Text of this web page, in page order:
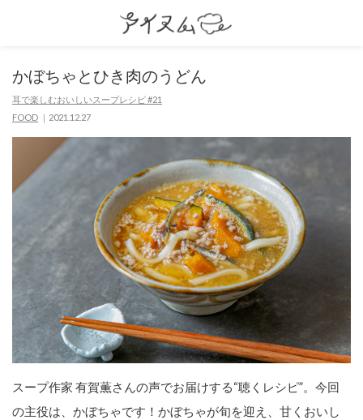
かぼちゃとひき肉のうどん
耳で楽しむおいしいスープレシピ #21
FOOD
2021.12.27
スープ作家 有賀薫さんの声でお届けする“聴くレシピ”。今回
の主役は、かぼちゃです！かぼちゃが旬を迎え、甘くおいし